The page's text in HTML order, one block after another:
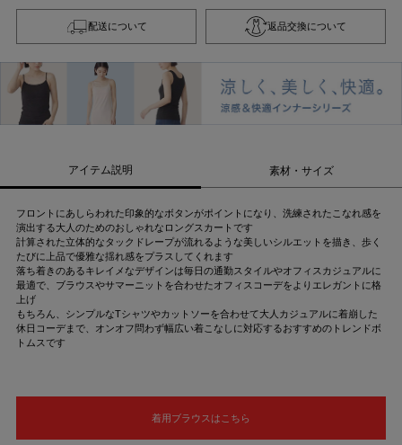
配送について 返品交換について
アイテム説明 素材・サイズ
フロントにあしらわれた印象的なボタンがポイントになり、洗練されたこなれ感を
演出する大人のためのおしゃれなロングスカートです
計算された立体的なタックドレープが流れるような美しいシルエットを描き、歩く
たびに上品で優雅な揺れ感をプラスしてくれます
落ち着きのあるキレイメなデザインは毎日の通勤スタイルやオフィスカジュアルに
最適で、ブラウスやサマーニットを合わせたオフィスコーデをよりエレガントに格
上げ
もちろん、シンプルなTシャツやカットソーを合わせて大人カジュアルに着崩した
休日コーデまで、オンオフ問わず幅広い着こなしに対応するおすすめのトレンドボ
トムスです
着用ブラウスはこちら